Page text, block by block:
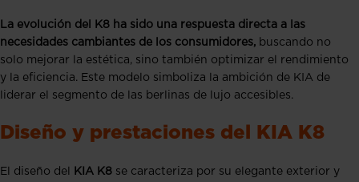
La evolución del K8 ha sido una respuesta directa a las
necesidades cambiantes de los consumidores, buscando no
solo mejorar la estética, sino también optimizar el rendimiento
y la eficiencia. Este modelo simboliza la ambición de KIA de
liderar el segmento de las berlinas de lujo accesibles.
Diseño y prestaciones del KIA K8
El diseño del KIA K8 se caracteriza por su elegante exterior y